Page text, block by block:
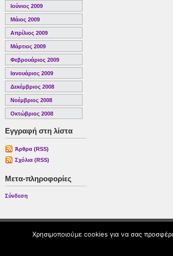
Ιούνιος 2009
Μάιος 2009
Απρίλιος 2009
Μάρτιος 2009
Φεβρουάριος 2009
Ιανουάριος 2009
Δεκέμβριος 2008
Νοέμβριος 2008
Οκτώβριος 2008
Εγγραφή στη λίστα
Άρθρα (RSS)
Σχόλια (RSS)
Μετα-πληροφορίες
Σύνδεση
Χρησιμοποιούμε cookies για να σας